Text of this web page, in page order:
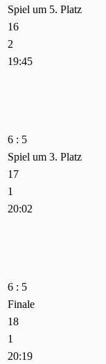
Spiel um 5. Platz
16
2
19:45
6 : 5
Spiel um 3. Platz
17
1
20:02
6 : 5
Finale
18
1
20:19